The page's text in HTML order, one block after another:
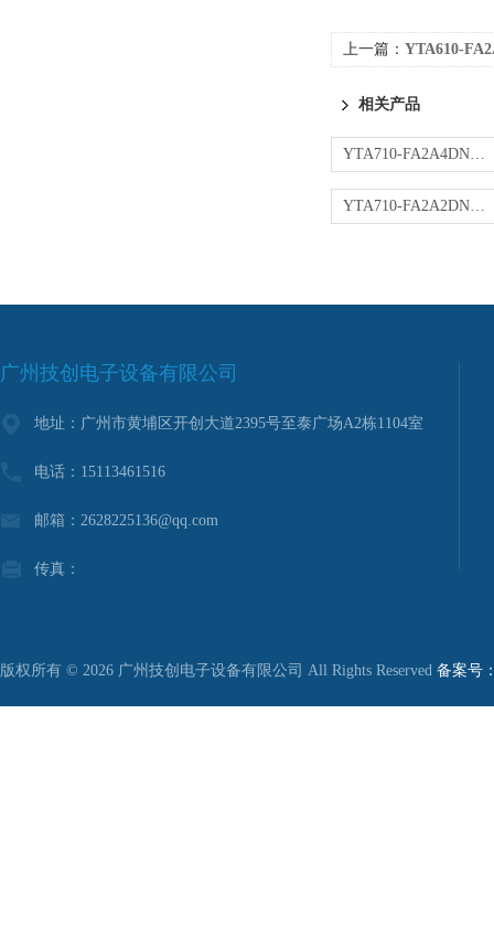
上一篇： YTA610-
相关产品
YTA710-FA2A4DN变送器
YTA710-FA2A2DN变送器
广州技创电子设备有限公司
地址：广州市黄埔区开创大道2395号至泰广场A2栋1104室
电话：15113461516
邮箱：2628225136@qq.com
传真：
版权所有 © 2026 广州技创电子设备有限公司 All Rights Reserved 备案号